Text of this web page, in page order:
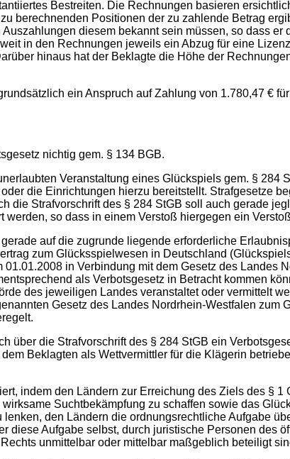
Bestreiten. Die Rechnungen basieren
berechnenden Positionen der zu zahlende Betrag
diesem bekannt sein müssen, so dass
in den Rechnungen jeweils ein Abzug für eine
hinaus hat der Beklagte die Höhe der
ein Anspruch auf Zahlung von 1.780,47 €
nichtig gem. § 134 BGB.
Veranstaltung eines Glückspiels gem. § 284
die Einrichtungen hierzu bereitstellt. Strafgesetze
die Strafvorschrift des § 284 StGB soll auch gerade
so dass in einem Verstoß hiergegen ein
auf die zugrunde liegende erforderliche
zum Glücksspielwesen in Deutschland
in Verbindung mit dem Gesetz des Landes
als Verbotsgesetz in Betracht kommen
des jeweiligen Landes veranstaltet oder vermittelt
Gesetz des Landes Nordrhein-Westfalen zum
über die Strafvorschrift des § 284 StGB ein
Beklagten als Wettvermittler für die Klägerin
indem den Ländern zur Erreichung des Ziels des § 1
Suchtbekämpfung zu schaffen sowie das
den Ländern die ordnungsrechtliche Aufgabe
Aufgabe selbst, durch juristische Personen des
unmittelbar oder mittelbar maßgeblich beteiligt